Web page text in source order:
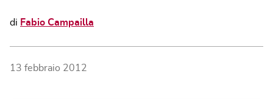
di Fabio Campailla
13 febbraio 2012